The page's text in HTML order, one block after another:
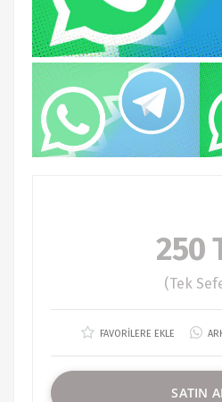
250
(Tek
FAVORİLERE EKLE
SATIN